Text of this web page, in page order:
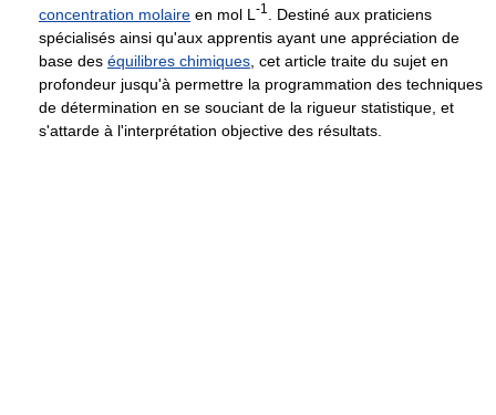
concentration molaire en mol L -1
. Destiné aux praticiens
spécialisés ainsi qu'aux apprentis ayant une appréciation de
base des équilibres chimiques , cet article traite du sujet en
profondeur jusqu'à permettre la programmation des techniques
de détermination en se souciant de la rigueur statistique, et
s'attarde à l'interprétation objective des résultats.